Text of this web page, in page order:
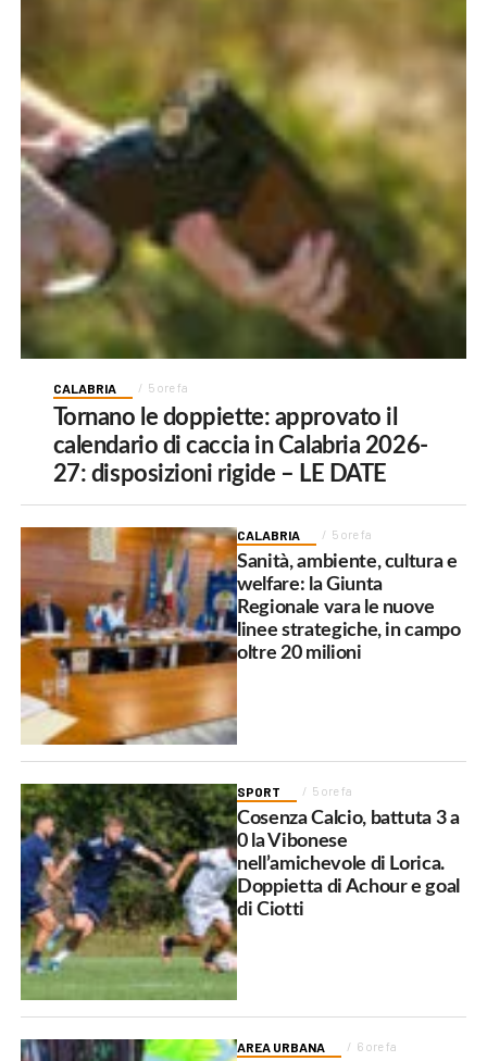
CALABRIA 5 ore fa
Tornano le doppiette: approvato il
calendario di caccia in Calabria 2026-
27: disposizioni rigide – LE DATE
CALABRIA 5 ore fa
Sanità, ambiente, cultura e
welfare: la Giunta
Regionale vara le nuove
linee strategiche, in campo
oltre 20 milioni
SPORT 5 ore fa
Cosenza Calcio, battuta 3 a
0 la Vibonese
nell’amichevole di Lorica.
Doppietta di Achour e goal
di Ciotti
AREA URBANA 6 ore fa